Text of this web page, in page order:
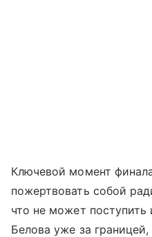
Ключевой момент
пожертвовать собой
что не может поступить
Белова уже за